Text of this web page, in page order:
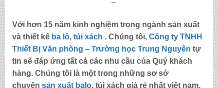
–
Với hơn 15 năm kinh nghiệm trong ngành sản xuất
và thiết kế ba lô, túi xách . Chúng tôi, Công ty TNHH
Thiết Bị Văn phòng – Trường học Trung Nguyên tự
tin sẽ đáp ứng tất cả các nhu cầu của Quý khách
hàng. Chúng tôi là một trong những sơ sở
chuyên sản xuất balo,túi xách giá rẻ nhất việt nam.